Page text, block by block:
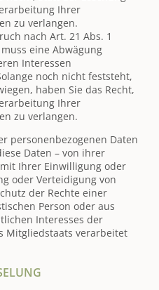
Ihrer
zu verlangen.
nach Art. 21 Abs. 1
eine Abwägung
Interessen
noch nicht feststeht,
haben Sie das Recht,
Ihrer
zu verlangen.
personenbezogenen Daten
Daten – von ihrer
Ihrer Einwilligung oder
oder Verteidigung von
der Rechte einer
Person oder aus
Interesses der
Mitgliedstaats verarbeitet